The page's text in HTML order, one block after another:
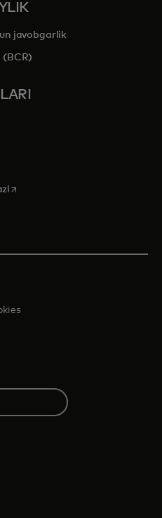
javobgarlik
a new tab
in a new tab
opens in a new tab
in a new tab